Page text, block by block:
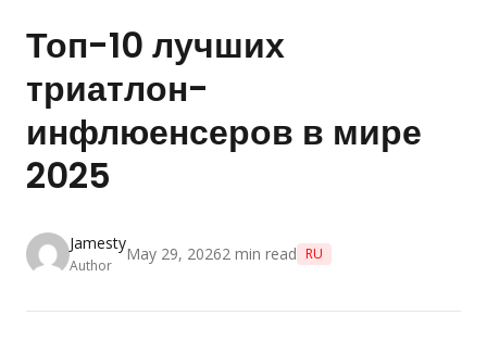
Топ-10 лучших
триатлон-
инфлюенсеров в мире
2025
Jamesty
Author
May 29, 20262 min read RU